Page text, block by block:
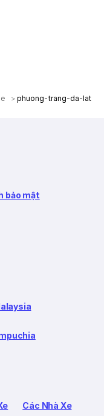
phuong-trang-da-lat
bảo mật
Các Nhà Xe